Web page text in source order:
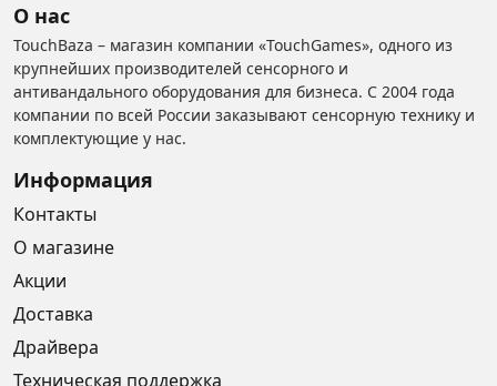
О нас
TouchBaza – магазин компании «TouchGames», одного из
крупнейших производителей сенсорного и
антивандального оборудования для бизнеса. С 2004 года
компании по всей России заказывают сенсорную технику и
комплектующие у нас.
Информация
Контакты
О магазине
Акции
Доставка
Драйвера
Техническая поддержка